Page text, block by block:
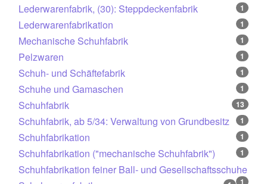
Lederwarenfabrik, (30): Steppdeckenfabrik 1
Lederwarenfabrikation 1
Mechanische Schuhfabrik 1
Pelzwaren 1
Schuh- und Schäftefabrik 1
Schuhe und Gamaschen 1
Schuhfabrik 13
Schuhfabrik, ab 5/34: Verwaltung von Grundbesitz 1
Schuhfabrikation 1
Schuhfabrikation ("mechanische Schuhfabrik") 1
Schuhfabrikation feiner Ball- und Gesellschaftsschuhe
1